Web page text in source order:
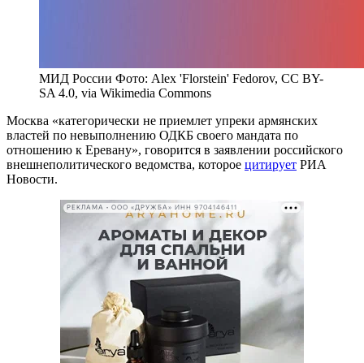
МИД России Фото: Alex 'Florstein' Fedorov, CC BY-
SA 4.0, via Wikimedia Commons
Москва «категорически не приемлет упреки армянских
властей по невыполнению ОДКБ своего мандата по
отношению к Еревану», говорится в заявлении российского
внешнеполитического ведомства, которое цитирует РИА
Новости.
РЕКЛАМА • ООО «ДРУЖБА» ИНН 9704146411